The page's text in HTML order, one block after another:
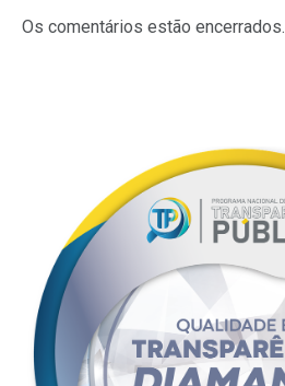
Os comentários estão encerrados.